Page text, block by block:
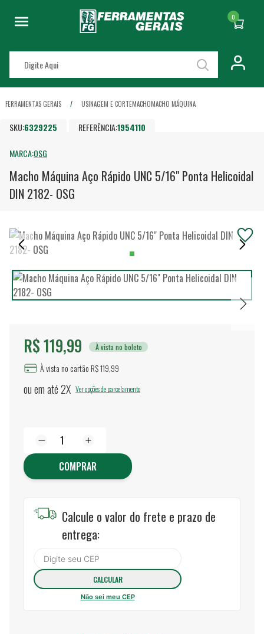
0
FERRAMENTAS GERAIS USINAGEM E CORTEMACHOMACHO MÁQUINA
SKU:6329225 REFERÊNCIA:1954110
MARCA:OSG
Macho Máquina Aço Rápido UNC 5/16" Ponta Helicoidal
DIN 2182- OSG
R$ 119,99 À vista no boleto
À vista no cartão R$ 119,99
ou em até2X Ver opções de parcelamento
COMPRAR
Calcule o valor do frete e prazo de
entrega:
Não sei meu CEP